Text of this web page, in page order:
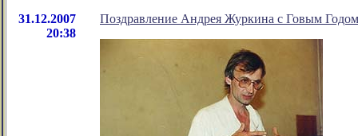
31.12.2007
20:38
Поздравление Андрея Журкина с Говым